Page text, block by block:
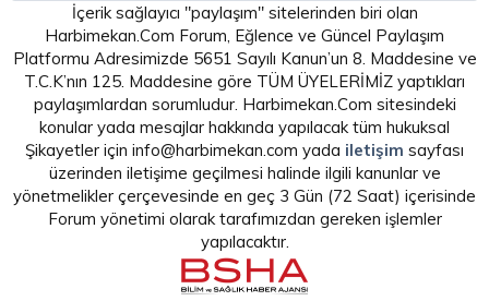
İçerik sağlayıcı "paylaşım" sitelerinden biri olan
Harbimekan.Com Forum, Eğlence ve Güncel Paylaşım
Platformu Adresimizde 5651 Sayılı Kanun’un 8. Maddesine ve
T.C.K’nın 125. Maddesine göre TÜM ÜYELERİMİZ yaptıkları
paylaşımlardan sorumludur. Harbimekan.Com sitesindeki
konular yada mesajlar hakkında yapılacak tüm hukuksal
Şikayetler için info@harbimekan.com yada iletişim sayfası
üzerinden iletişime geçilmesi halinde ilgili kanunlar ve
yönetmelikler çerçevesinde en geç 3 Gün (72 Saat) içerisinde
Forum yönetimi olarak tarafımızdan gereken işlemler
yapılacaktır.